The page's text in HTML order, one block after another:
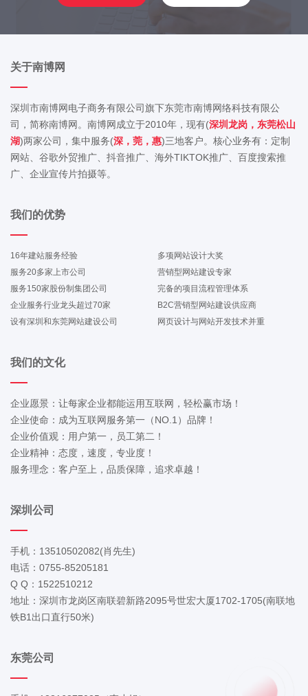
关于南博网
深圳市南博网电子商务有限公司旗下东莞市南博网络科技有限公
司，简称南博网。南博网成立于2010年，现有(深圳龙岗，东莞松山
湖)两家公司，集中服务(深，莞，惠)三地客户。核心业务有：定制
网站、谷歌外贸推广、抖音推广、海外TIKTOK推广、百度搜索推
广、企业宣传片拍摄等。
我们的优势
16年建站服务经验
多项网站设计大奖
服务20多家上市公司
营销型网站建设专家
服务150家股份制集团公司
完备的项目流程管理体系
企业服务行业龙头超过70家
B2C营销型网站建设供应商
设有深圳和东莞网站建设公司
网页设计与网站开发技术并重
我们的文化
企业愿景：让每家企业都能运用互联网，轻松赢市场！
企业使命：成为互联网服务第一（NO.1）品牌！
企业价值观：用户第一，员工第二！
企业精神：态度，速度，专业度！
服务理念：客户至上，品质保障，追求卓越！
深圳公司
手机：13510502082(肖先生)
电话：0755-85205181
Q Q：1522510212
地址：深圳市龙岗区南联碧新路2095号世宏大厦1702-1705(南联地
铁B1出口直行50米)
东莞公司